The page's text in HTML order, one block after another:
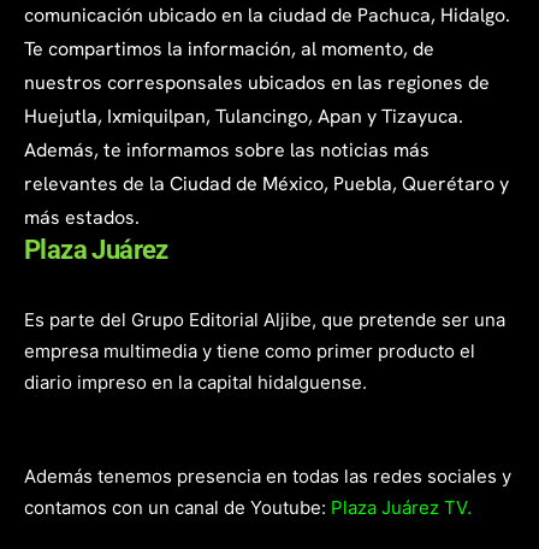
comunicación ubicado en la ciudad de Pachuca, Hidalgo.
Te compartimos la información, al momento, de
nuestros corresponsales ubicados en las regiones de
Huejutla, Ixmiquilpan, Tulancingo, Apan y Tizayuca.
Además, te informamos sobre las noticias más
relevantes de la Ciudad de México, Puebla, Querétaro y
más estados.
Plaza Juárez
Es parte del Grupo Editorial Aljibe, que pretende ser una
empresa multimedia y tiene como primer producto el
diario impreso en la capital hidalguense.
Además tenemos presencia en todas las redes sociales y
contamos con un canal de Youtube: Plaza Juárez TV.